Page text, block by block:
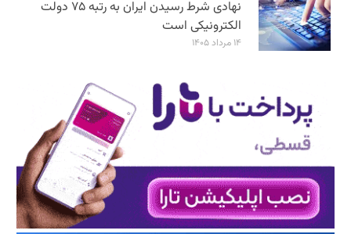
نهادی شرط رسیدن ایران به رتبه ۷۵ دولت
الکترونیکی است
۱۴ مرداد ۱۴۰۵